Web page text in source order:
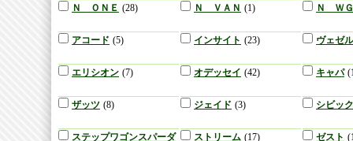
Ｎ ＯＮＥ (28) Ｎ ＶＡＮ (1) Ｎ Ｗ
アコード (5) インサイト (23) ヴェゼル
エリシオン (7) オデッセイ (42) キャパ
ザッツ (8) ジェイド (3) シビック
ステップワゴンスパーダ
ストリーム (17) ゼスト